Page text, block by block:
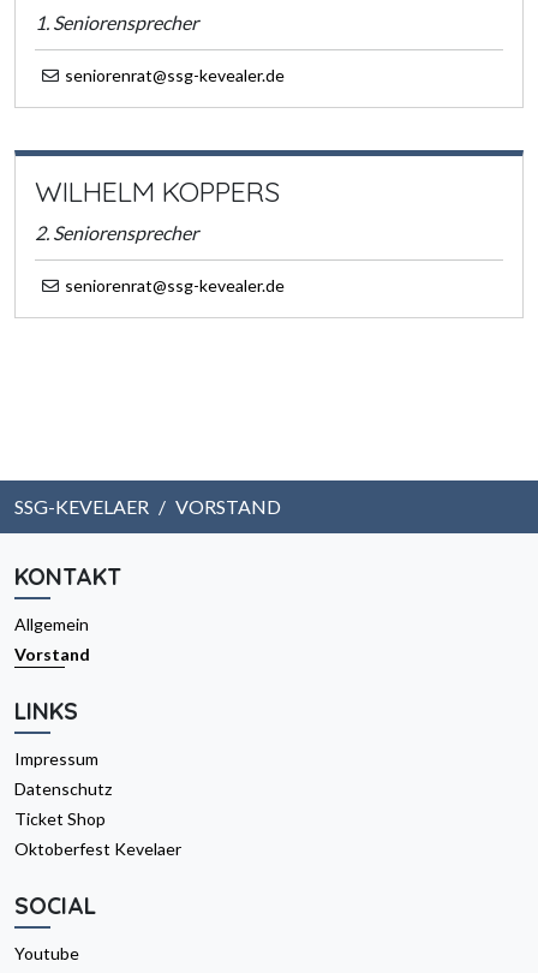
1. Seniorensprecher
seniorenrat@ssg-kevealer.de
WILHELM KOPPERS
2. Seniorensprecher
seniorenrat@ssg-kevealer.de
SSG-KEVELAER VORSTAND
KONTAKT
Allgemein
Vorstand
LINKS
Impressum
Datenschutz
Ticket Shop
Oktoberfest Kevelaer
SOCIAL
Youtube